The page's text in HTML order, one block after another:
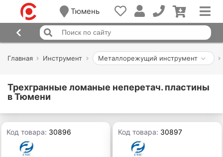
Тюмень
Главная Инструмент Металлорежущий инструмент
Трехгранные ломаные неперетач. пластины
в Тюмени
Код товара: 30896 Код товара: 30897